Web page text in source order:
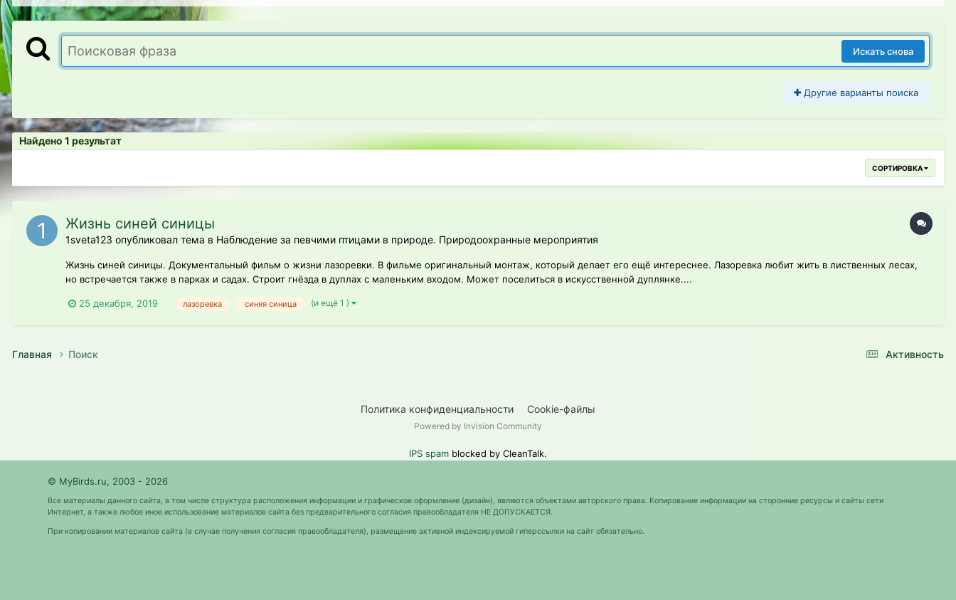
Искать снова
Другие варианты поиска
Найдено 1 результат
СОРТИРОВКА
Жизнь синей синицы
1sveta123 опубликовал тема в Наблюдение за певчими птицами в природе. Природоохранные мероприятия
Жизнь синей синицы. Документальный фильм о жизни лазоревки. В фильме оригинальный монтаж, который делает его ещё интереснее. Лазоревка любит жить в лиственных лесах,
но встречается также в парках и садах. Строит гнёзда в дуплах с маленьким входом. Может поселиться в искусственной дуплянке....
25 декабря, 2019 лазоревка синяя синица (и ещё 1 )
Активность
Главная Поиск
Политика конфиденциальности Cookie-файлы
Powered by Invision Community
IPS spam blocked by CleanTalk.
© MyBirds.ru, 2003 - 2026
Все материалы данного сайта, в том числе структура расположения информации и графическое оформление (дизайн), являются объектами авторского права. Копирование информации на сторонние ресурсы и сайты сети
Интернет, а также любое иное использование материалов сайта без предварительного согласия правообладателя НЕ ДОПУСКАЕТСЯ.
При копировании материалов сайта (в случае получения согласия правообладателя), размещение активной индексируемой гиперссылки на сайт обязательно.